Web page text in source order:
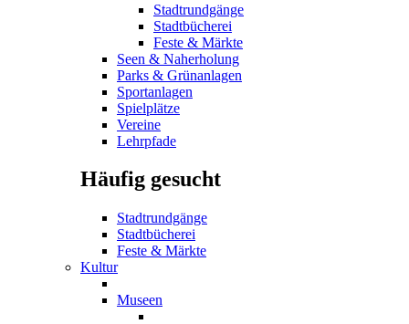
Stadtrundgänge
Stadtbücherei
Feste & Märkte
Seen & Naherholung
Parks & Grünanlagen
Sportanlagen
Spielplätze
Vereine
Lehrpfade
Häufig gesucht
Stadtrundgänge
Stadtbücherei
Feste & Märkte
Kultur
Museen